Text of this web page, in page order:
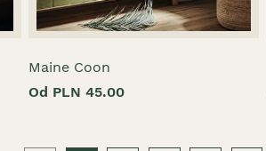
Maine Coon
Od PLN 45.00